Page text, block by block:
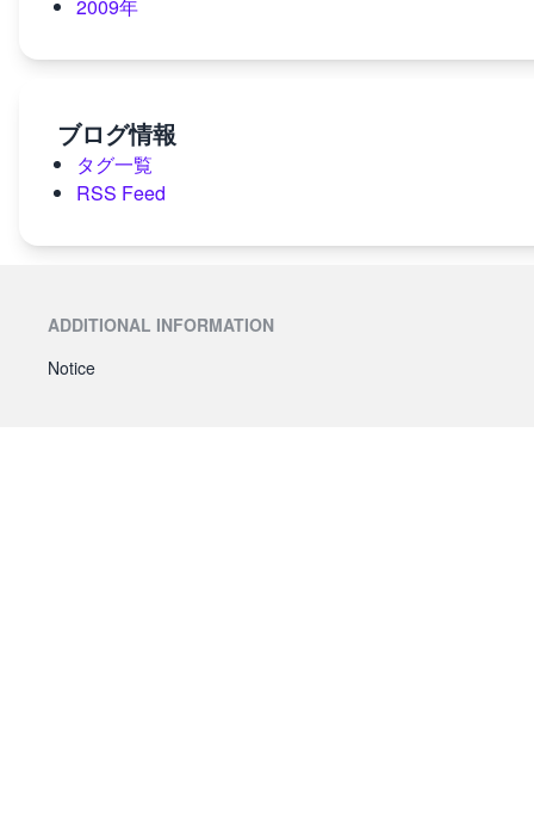
2009年
ブログ情報
タグ一覧
RSS Feed
ADDITIONAL INFORMATION
Notice